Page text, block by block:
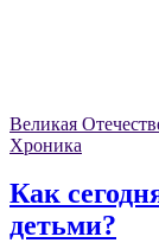
Великая
Хроника
Как
детьми?